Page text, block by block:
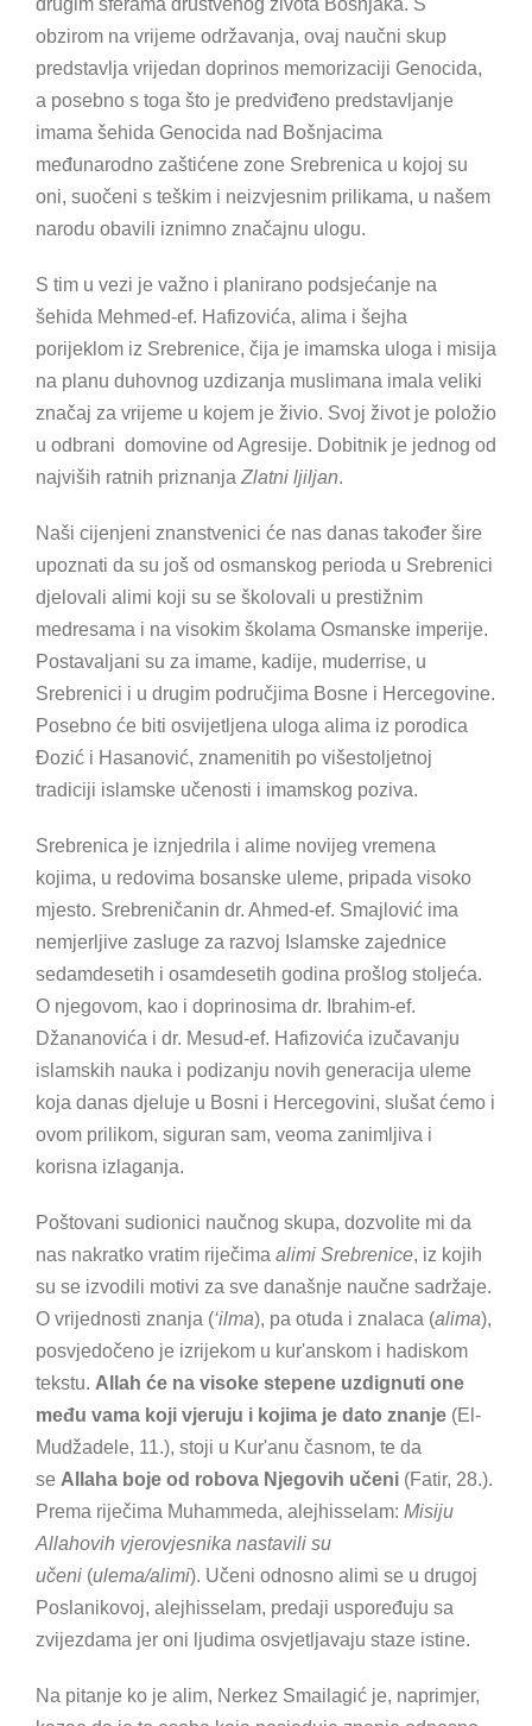
drugim sferama društvenog života Bošnjaka. S
obzirom na vrijeme održavanja, ovaj naučni skup
predstavlja vrijedan doprinos memorizaciji Genocida,
a posebno s toga što je predviđeno predstavljanje
imama šehida Genocida nad Bošnjacima
međunarodno zaštićene zone Srebrenica u kojoj su
oni, suočeni s teškim i neizvjesnim prilikama, u našem
narodu obavili iznimno značajnu ulogu.
S tim u vezi je važno i planirano podsjećanje na
šehida Mehmed-ef. Hafizovića, alima i šejha
porijeklom iz Srebrenice, čija je imamska uloga i misija
na planu duhovnog uzdizanja muslimana imala veliki
značaj za vrijeme u kojem je živio. Svoj život je položio
u odbrani domovine od Agresije. Dobitnik je jednog od
najviših ratnih priznanjaZlatni ljiljan.
Naši cijenjeni znanstvenici će nas danas također šire
upoznati da su još od osmanskog perioda u Srebrenici
djelovali alimi koji su se školovali u prestižnim
medresama i na visokim školama Osmanske imperije.
Postavaljani su za imame, kadije, muderrise, u
Srebrenici i u drugim područjima Bosne i Hercegovine.
Posebno će biti osvijetljena uloga alima iz porodica
Đozić i Hasanović, znamenitih po višestoljetnoj
tradiciji islamske učenosti i imamskog poziva.
Srebrenica je iznjedrila i alime novijeg vremena
kojima, u redovima bosanske uleme, pripada visoko
mjesto. Srebreničanin dr. Ahmed-ef. Smajlović ima
nemjerljive zasluge za razvoj Islamske zajednice
sedamdesetih i osamdesetih godina prošlog stoljeća.
O njegovom, kao i doprinosima dr. Ibrahim-ef.
Džananovića i dr. Mesud-ef. Hafizovića izučavanju
islamskih nauka i podizanju novih generacija uleme
koja danas djeluje u Bosni i Hercegovini, slušat ćemo i
ovom prilikom, siguran sam, veoma zanimljiva i
korisna izlaganja.
Poštovani sudionici naučnog skupa, dozvolite mi da
nas nakratko vratim riječima alimi Srebrenice, iz kojih
su se izvodili motivi za sve današnje naučne sadržaje.
O vrijednosti znanja (‘ilma), pa otuda i znalaca (alima),
posvjedočeno je izrijekom u kur'anskom i hadiskom
tekstu. Allah će na visoke stepene uzdignuti one
među vama koji vjeruju i kojima je dato znanje (El-
Mudžadele, 11.), stoji u Kur'anu časnom, te da
se Allaha boje od robova Njegovih učeni (Fatir, 28.).
Prema riječima Muhammeda, alejhisselam: Misiju
Allahovih vjerovjesnika nastavili su
učeni (ulema/alimi). Učeni odnosno alimi se u drugoj
Poslanikovoj, alejhisselam, predaji uspoređuju sa
zvijezdama jer oni ljudima osvjetljavaju staze istine.
Na pitanje ko je alim, Nerkez Smailagić je, naprimjer,